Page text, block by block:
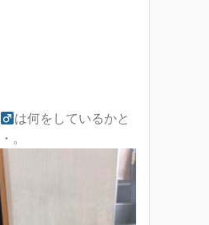
は何をしているかと
。